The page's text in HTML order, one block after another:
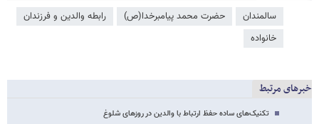
سالمندان حضرت محمد پیامبرخدا(ص)
رابطه والدین و فرزندان
خانواده
خبرهای مرتبط
تکنیک‌های ساده حفظ ارتباط با والدین در روزهای شلوغ